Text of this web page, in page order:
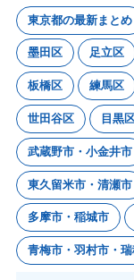
東京都の最新まとめ
墨田区 足立区
板橋区 練馬区
世田谷区 目黒
武蔵野市・小金井市
東久留米市・清瀬市
多摩市・稲城市
青梅市・羽村市・